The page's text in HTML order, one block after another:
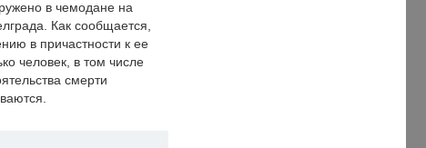
в чемодане на
Как сообщается,
в причастности к ее
человек, в том числе
смерти